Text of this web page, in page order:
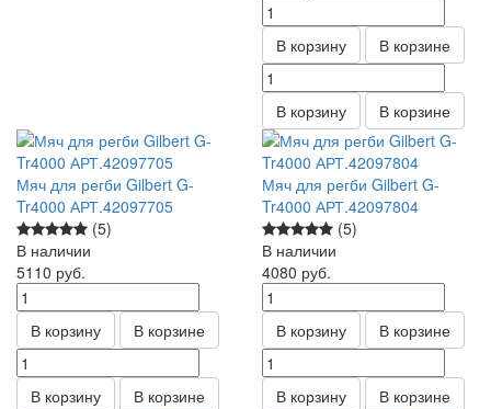
В корзину В корзине
В корзину В корзине
Мяч для регби Gilbert G-
Tr4000 АРТ.42097705
(5)
В наличии
5110 руб.
В корзину В корзине
В корзину В корзине
Мяч для регби Gilbert G-
Tr4000 АРТ.42097804
(5)
В наличии
4080 руб.
В корзину В корзине
В корзину В корзине